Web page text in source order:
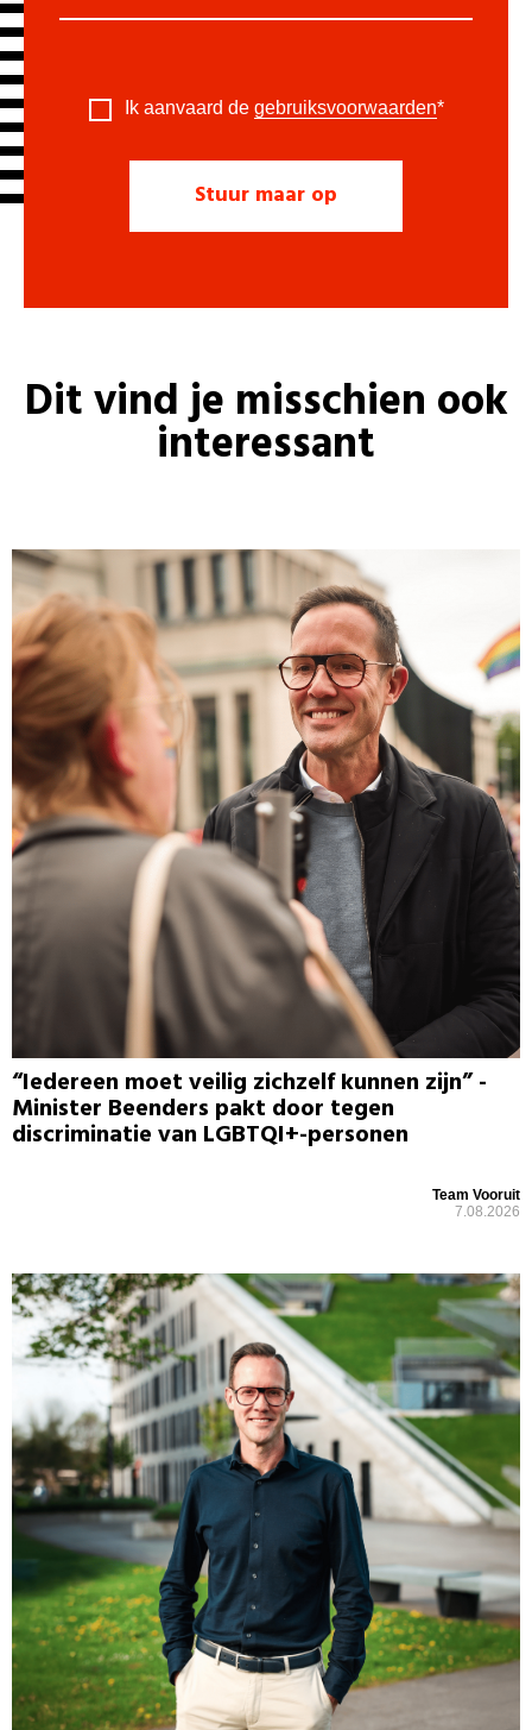
Ik aanvaard de gebruiksvoorwaarden*
Dit vind je misschien ook
interessant
“Iedereen moet veilig zichzelf kunnen zijn” -
Minister Beenders pakt door tegen
discriminatie van LGBTQI+-personen
Team Vooruit
7.08.2026